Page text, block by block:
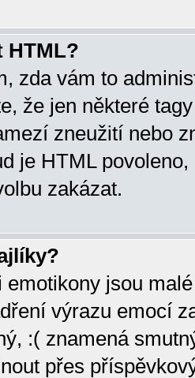
HTML?
zda vám to
že jen některé
zneužití nebo
je HTML
zakázat.
emotikony jsou
výrazu emocí
:( znamená
přes